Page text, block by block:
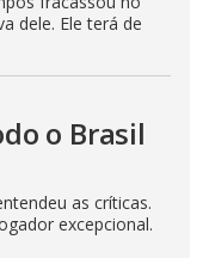
dele. Ele terá de
o Brasil
as críticas.
excepcional.